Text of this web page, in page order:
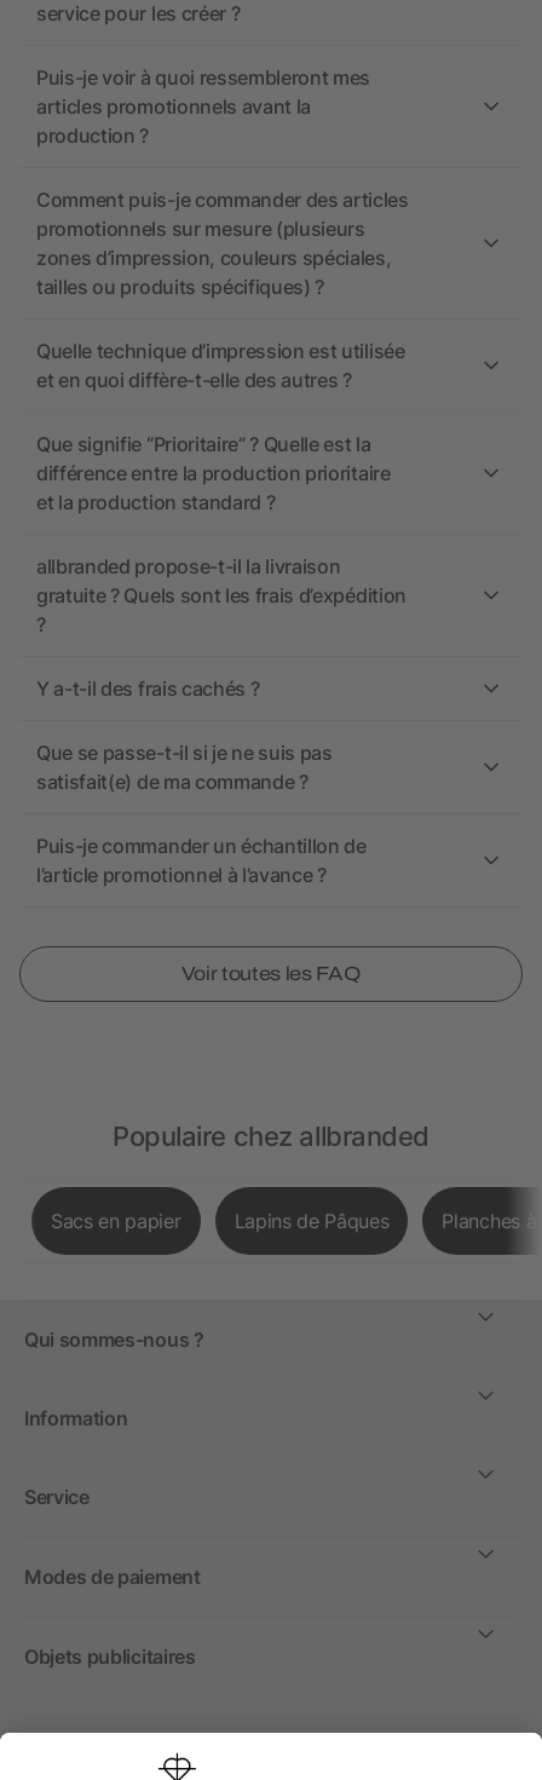
service pour les créer ?
Puis-je voir à quoi ressembleront mes
articles promotionnels avant la
production ?
Comment puis-je commander des articles
promotionnels sur mesure (plusieurs
zones d’impression, couleurs spéciales,
tailles ou produits spécifiques) ?
Quelle technique d’impression est utilisée
et en quoi diffère-t-elle des autres ?
Que signifie “Prioritaire” ? Quelle est la
différence entre la production prioritaire
et la production standard ?
allbranded propose-t-il la livraison
gratuite ? Quels sont les frais d’expédition
?
Y a-t-il des frais cachés ?
Que se passe-t-il si je ne suis pas
satisfait(e) de ma commande ?
Puis-je commander un échantillon de
l’article promotionnel à l’avance ?
Voir toutes les FAQ
Populaire chez allbranded
Sacs en papier Lapins de Pâques Planches
Qui sommes-nous ?
Information
Service
Modes de paiement
Objets publicitaires
International